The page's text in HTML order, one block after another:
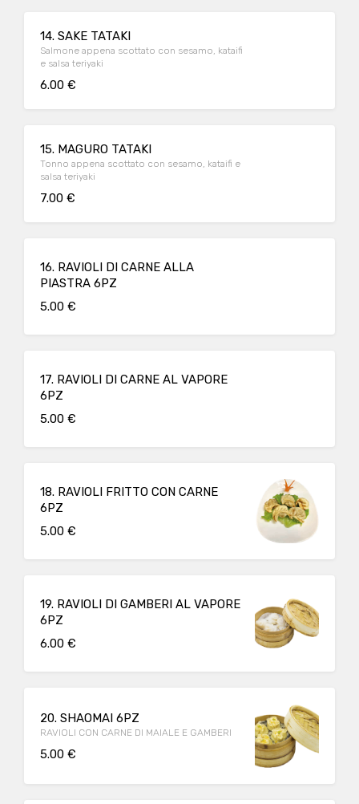
14. SAKE TATAKI
Salmone appena scottato con sesamo, kataifi
e salsa teriyaki
6.00 €
15. MAGURO TATAKI
Tonno appena scottato con sesamo, kataifi e
salsa teriyaki
7.00 €
16. RAVIOLI DI CARNE ALLA
PIASTRA 6PZ
5.00 €
17. RAVIOLI DI CARNE AL VAPORE
6PZ
5.00 €
18. RAVIOLI FRITTO CON CARNE
6PZ
5.00 €
19. RAVIOLI DI GAMBERI AL VAPORE
6PZ
6.00 €
20. SHAOMAI 6PZ
RAVIOLI CON CARNE DI MAIALE E GAMBERI
5.00 €